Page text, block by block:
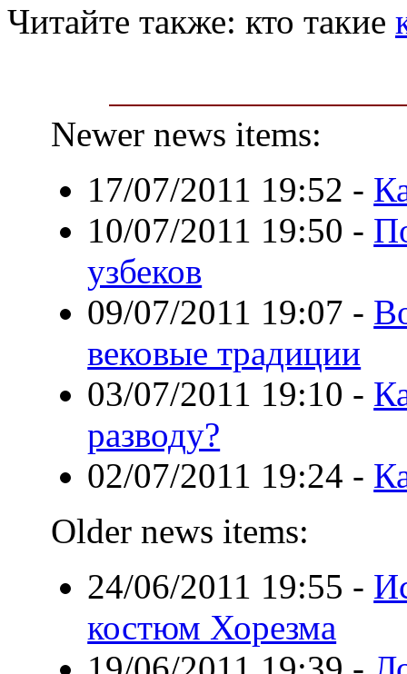
Читайте также: кто такие
Newer news items:
17/07/2011 19:52 -
10/07/2011 19:50 -
узбеков
09/07/2011 19:07 -
вековые традиции
03/07/2011 19:10 -
разводу?
02/07/2011 19:24 -
Older news items:
24/06/2011 19:55 -
костюм Хорезма